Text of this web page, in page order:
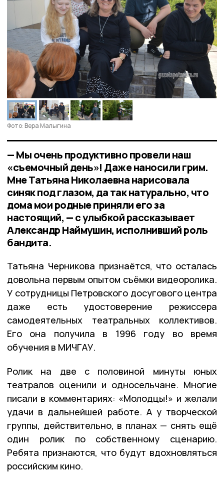
Фото: Вера Малыгина
— Мы очень продуктивно провели наш
«съемочный день»! Даже наносили грим.
Мне Татьяна Николаевна нарисовала
синяк под глазом, да так натурально, что
дома мои родные приняли его за
настоящий, — с улыбкой рассказывает
Александр Наймушин, исполнивший роль
бандита.
Татьяна Черникова признаётся, что осталась
довольна первым опытом съёмки видеоролика.
У сотрудницы Петровского досугового центра
даже есть удостоверение режиссера
самодеятельных театральных коллективов.
Его она получила в 1996 году во время
обучения в МИЧГАУ.
Ролик на две с половиной минуты юных
театралов оценили и односельчане. Многие
писали в комментариях: «Молодцы!» и желали
удачи в дальнейшей работе. А у творческой
группы, действительно, в планах — снять ещё
один ролик по собственному сценарию.
Ребята признаются, что будут вдохновляться
российским кино.